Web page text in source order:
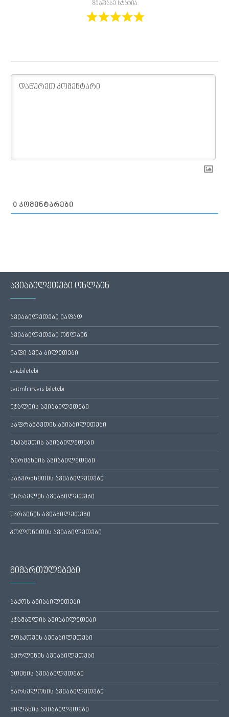
შეაფასე სტატია
0 ᲙᲝᲛᲔᲜᲢᲐᲠᲔᲑᲘ
ავიაბილეთები ონლაინ
ავიაბილეთები იაფად
ავიაბილეთები ონლაინ
იაფი ავია ბილეთები
aviabiletebi
tvitmfrinavis biletebi
იტალიის ავიაბილეთები
საფრანგეთის ავიაბილეთები
ესპანეთის ავიაბილეთები
გერმანიის ავიაბილეთები
საბერძნეთის ავიაბილეთები
ისრაელის ავიაბილეთები
უკრაინის ავიაბილეთები
პოლონეთის ავიაბილეთები
მიმართულებები
ბაქოს ავიაბილეთები
სტამბულის ავიაბილეთები
მოსკოვის ავიაბილეთები
ბერლინის ავიაბილეთები
ათენის ავიაბილეთები
ბარსელონის ავიაბილეთები
მილანის ავიაბილეთები